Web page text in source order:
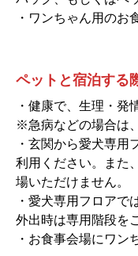
・ワンちゃん用のお
・健康で、生理・発
※急病などの場合は
・玄関から愛犬専用
利用ください。また
場いただけません。
・愛犬専用フロアで
外出時は専用階段を
・お食事会場にワン